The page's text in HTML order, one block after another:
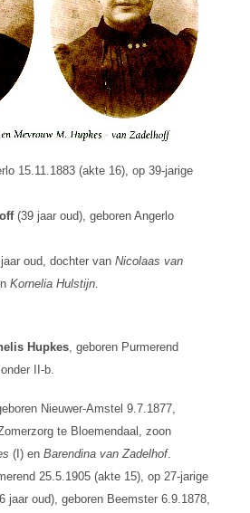
15.11.1883 (akte 16), op 39-jarige
(39 jaar oud), geboren Angerlo
oud, dochter van Nicolaas van
Kornelia Hulstijn.
Hupkes, geboren Purmerend
II-b.
Nieuwer-Amstel 9.7.1877,
te Bloemendaal, zoon
(I) en Barendina van Zadelhof.
25.5.1905 (akte 15), op 27-jarige
jaar oud), geboren Beemster 6.9.1878,